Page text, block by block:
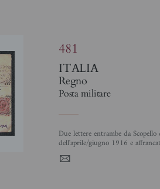
481
ITALIA
Regno
Posta militare
Due lettere entrambe da Scopello con annullo tondo riquadrato
dell'aprile/giugno 1916 e
4